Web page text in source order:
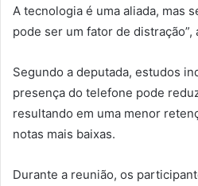
A tecnologia é uma aliada, mas
pode ser um fator de distração”,
Segundo a deputada, estudos
presença do telefone pode
resultando em uma menor
notas mais baixas.
Durante a reunião, os